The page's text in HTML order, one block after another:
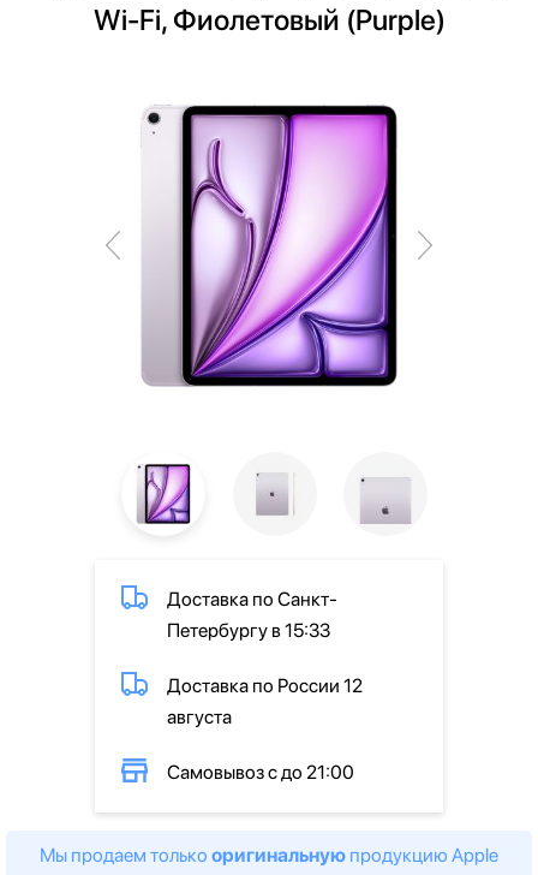
Wi-Fi, Фиолетовый (Purple)
Доставка по Санкт-
Петербургу в 15:33
Доставка по России 12
августа
Самовывоз с до 21:00
Мы продаем только оригинальную продукцию Apple